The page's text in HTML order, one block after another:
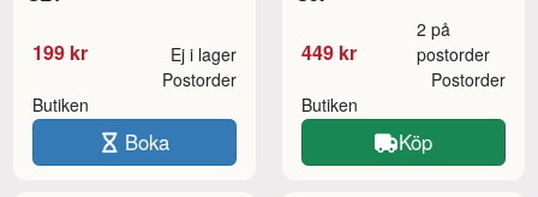
199 kr Ej i lager
Butiken
Postorder
Boka
449 kr
2 på
postorder
Butiken
Postorder
Köp